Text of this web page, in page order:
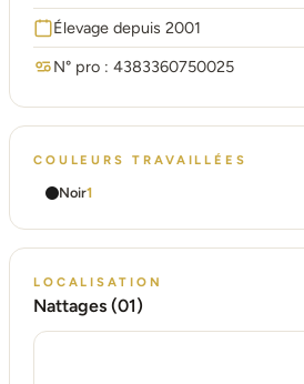
Élevage depuis 2001
N° pro : 4383360750025
COULEURS TRAVAILLÉES
Noir1
LOCALISATION
Nattages (01)